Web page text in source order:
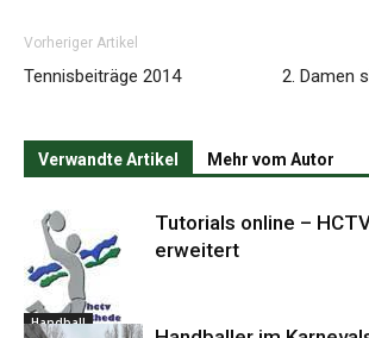
Vorheriger Artikel
Tennisbeiträge 2014 2. Damen
Verwandte Artikel Mehr vom Autor
Handball
Tutorials online –
erweitert